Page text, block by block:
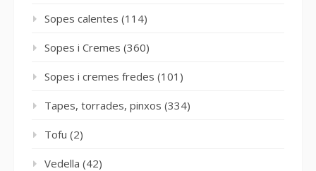
Sopes calentes (114)
Sopes i Cremes (360)
Sopes i cremes fredes (101)
Tapes, torrades, pinxos (334)
Tofu (2)
Vedella (42)